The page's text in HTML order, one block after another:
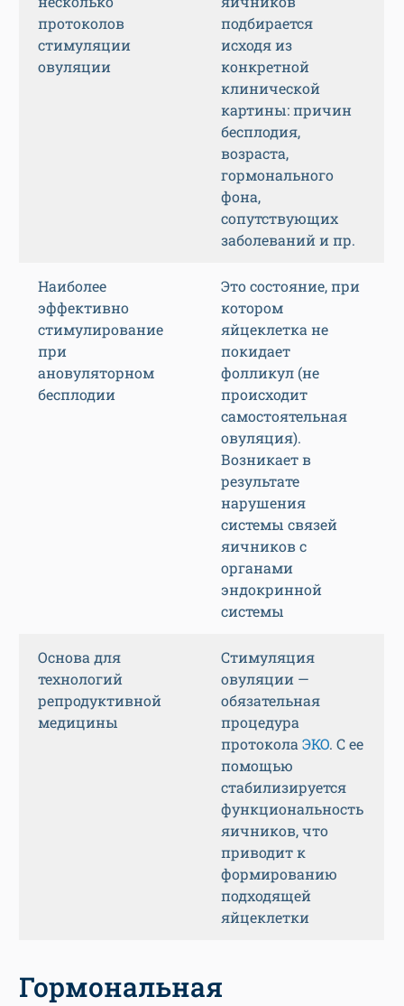
протоколов
стимуляции
овуляции
подбирается
исходя из
конкретной
клинической
картины: причин
бесплодия,
возраста,
гормонального
фона,
сопутствующих
заболеваний и пр.
Наиболее
эффективно
стимулирование
при
ановуляторном
бесплодии
Это состояние, при
котором
яйцеклетка не
покидает
фолликул (не
происходит
самостоятельная
овуляция).
Возникает в
результате
нарушения
системы связей
яичников с
органами
эндокринной
системы
Основа для
технологий
репродуктивной
медицины
Стимуляция
овуляции —
обязательная
процедура
протоколаЭКО. С ее
помощью
стабилизируется
функциональность
яичников, что
приводит к
формированию
подходящей
яйцеклетки
Гормональная